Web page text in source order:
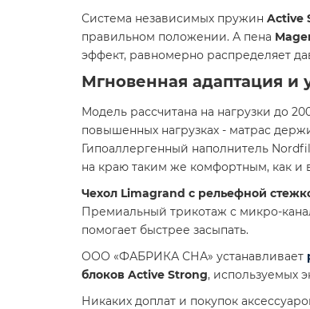
Система независимых пружин Active
правильном положении. А пена
эффект, равномерно распределяет
Мгновенная адаптация
Модель рассчитана на нагрузки до
повышенных нагрузках - матрас
Гипоаллергенный наполнитель
на краю таким же комфортным, как и
Чехол Limagrand с рельефной
Премиальный трикотаж с микро-
помогает быстрее засыпать.
ООО «ФАБРИКА СНА» устанавливает
блоков Active Strong, используемых
Никаких доплат и покупок